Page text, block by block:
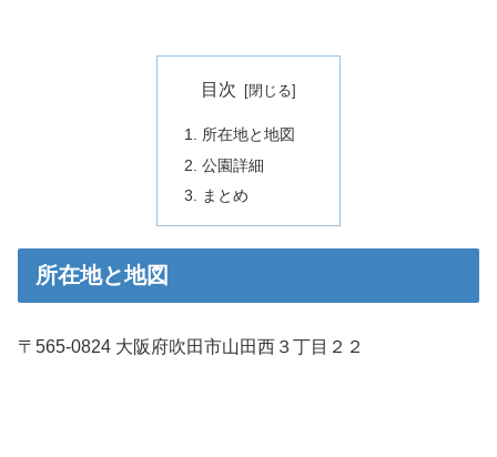
目次
所在地と地図
公園詳細
まとめ
所在地と地図
〒565-0824 大阪府吹田市山田西３丁目２２